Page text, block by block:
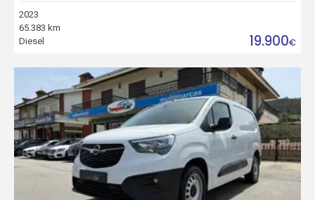
2023
65.383 km
Diesel
19.900€